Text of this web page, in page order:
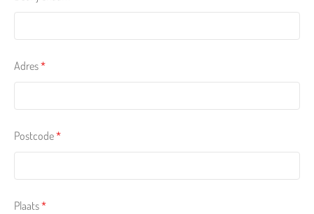
Adres*
Postcode*
Plaats*